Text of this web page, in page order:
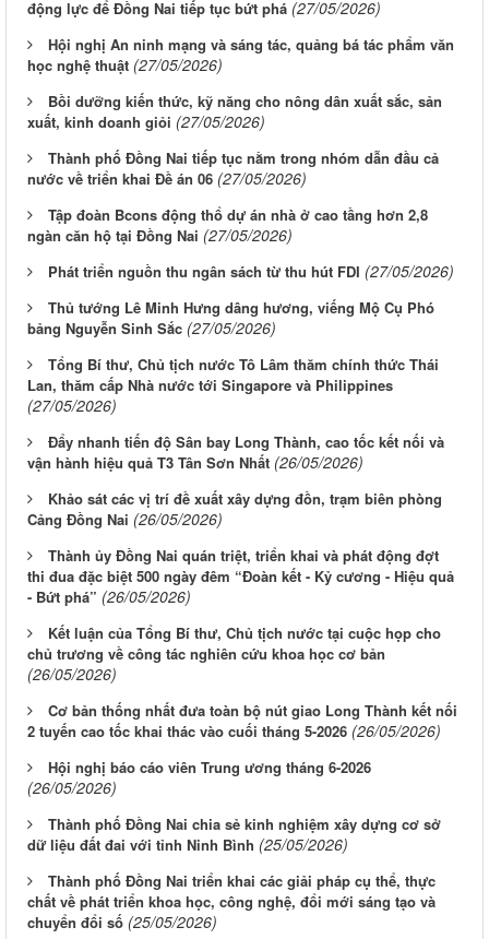
động lực để Đồng Nai tiếp tục bứt phá (27/05/2026)
Hội nghị An ninh mạng và sáng tác, quảng bá tác phẩm văn
học nghệ thuật (27/05/2026)
Bồi dưỡng kiến thức, kỹ năng cho nông dân xuất sắc, sản
xuất, kinh doanh giỏi (27/05/2026)
Thành phố Đồng Nai tiếp tục nằm trong nhóm dẫn đầu cả
nước về triển khai Đề án 06 (27/05/2026)
Tập đoàn Bcons động thổ dự án nhà ở cao tầng hơn 2,8
ngàn căn hộ tại Đồng Nai (27/05/2026)
Phát triển nguồn thu ngân sách từ thu hút FDI (27/05/2026)
Thủ tướng Lê Minh Hưng dâng hương, viếng Mộ Cụ Phó
bảng Nguyễn Sinh Sắc (27/05/2026)
Tổng Bí thư, Chủ tịch nước Tô Lâm thăm chính thức Thái
Lan, thăm cấp Nhà nước tới Singapore và Philippines
(27/05/2026)
Đẩy nhanh tiến độ Sân bay Long Thành, cao tốc kết nối và
vận hành hiệu quả T3 Tân Sơn Nhất (26/05/2026)
Khảo sát các vị trí đề xuất xây dựng đồn, trạm biên phòng
Cảng Đồng Nai (26/05/2026)
Thành ủy Đồng Nai quán triệt, triển khai và phát động đợt
thi đua đặc biệt 500 ngày đêm “Đoàn kết - Kỷ cương - Hiệu quả
- Bứt phá” (26/05/2026)
Kết luận của Tổng Bí thư, Chủ tịch nước tại cuộc họp cho
chủ trương về công tác nghiên cứu khoa học cơ bản
(26/05/2026)
Cơ bản thống nhất đưa toàn bộ nút giao Long Thành kết nối
2 tuyến cao tốc khai thác vào cuối tháng 5-2026 (26/05/2026)
Hội nghị báo cáo viên Trung ương tháng 6-2026
(26/05/2026)
Thành phố Đồng Nai chia sẻ kinh nghiệm xây dựng cơ sở
dữ liệu đất đai với tỉnh Ninh Bình (25/05/2026)
Thành phố Đồng Nai triển khai các giải pháp cụ thể, thực
chất về phát triển khoa học, công nghệ, đổi mới sáng tạo và
chuyển đổi số (25/05/2026)